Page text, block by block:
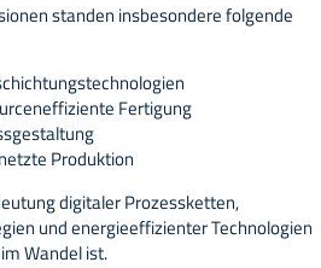
standen insbesondere folgende
Fertigung
Produktion
digitaler Prozessketten,
und energieeffizienter Technologien
Wandel ist.